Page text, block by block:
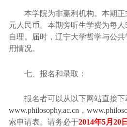
本学院为非赢利机构。本期正
元人民币。本期旁听生学费为每人
自理。届时，辽宁大学哲学与公
用情况。
七、报名和录取：
报名者可以从以下网站直接下
www.philosophy.ac.cn ，
索申请表。请务必于2014年5月 20日